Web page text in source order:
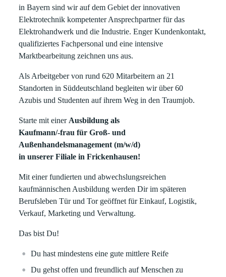
in Bayern sind wir auf dem Gebiet der innovativen
Elektrotechnik kompetenter Ansprechpartner für das
Elektrohandwerk und die Industrie. Enger Kundenkontakt,
qualifiziertes Fachpersonal und eine intensive
Marktbearbeitung zeichnen uns aus.
Als Arbeitgeber von rund 620 Mitarbeitern an 21
Standorten in Süddeutschland begleiten wir über 60
Azubis und Studenten auf ihrem Weg in den Traumjob.
Starte mit einer Ausbildung als
Kaufmann/-frau für Groß- und
Außenhandelsmanagement (m/w/d)
in unserer Filiale in Frickenhausen!
Mit einer fundierten und abwechslungsreichen
kaufmännischen Ausbildung werden Dir im späteren
Berufsleben Tür und Tor geöffnet für Einkauf, Logistik,
Verkauf, Marketing und Verwaltung.
Das bist Du!
Du hast mindestens eine gute mittlere Reife
Du gehst offen und freundlich auf Menschen zu